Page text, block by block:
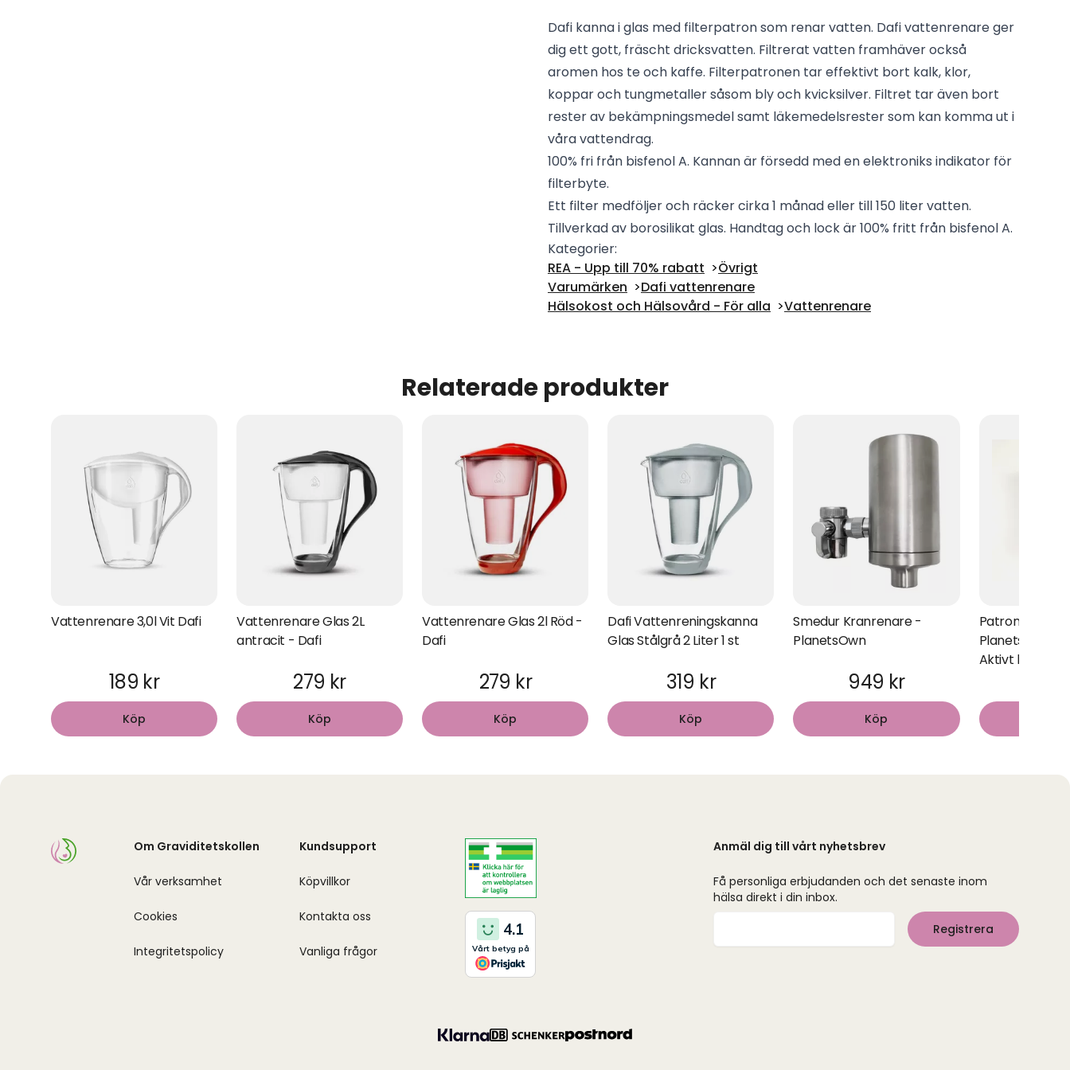
Dafi kanna i glas med filterpatron som renar vatten. Dafi vattenrenare ger
dig ett gott, fräscht dricksvatten. Filtrerat vatten framhäver också
aromen hos te och kaffe. Filterpatronen tar effektivt bort kalk, klor,
koppar och tungmetaller såsom bly och kvicksilver. Filtret tar även bort
rester av bekämpningsmedel samt läkemedelsrester som kan komma ut i
våra vattendrag.
100% fri från bisfenol A. Kannan är försedd med en elektroniks indikator för
filterbyte.
Ett filter medföljer och räcker cirka 1 månad eller till 150 liter vatten.
Tillverkad av borosilikat glas. Handtag och lock är 100% fritt från bisfenol A.
Kategorier:
REA - Upp till 70% rabatt
Övrigt
Varumärken
Dafi vattenrenare
Hälsokost och Hälsovård - För alla
Vattenrenare
Relaterade produkter
Vattenrenare 3,0l Vit Dafi
189 kr
Köp
Vattenrenare Glas 2L
antracit - Dafi
279 kr
Köp
Vattenrenare Glas 2l Röd -
Dafi
279 kr
Köp
Dafi Vattenreningskanna
Glas Stålgrå 2 Liter 1 st
319 kr
Köp
Smedur Kranrenare -
PlanetsOwn
949 kr
Köp
Patron
PlanetsOwn
Aktivt kol
Om Graviditetskollen
Vår verksamhet
Cookies
Integritetspolicy
Kundsupport
Köpvillkor
Kontakta oss
Vanliga frågor
Anmäl dig till vårt nyhetsbrev
Få personliga erbjudanden och det senaste inom
hälsa direkt i din inbox.
Registrera